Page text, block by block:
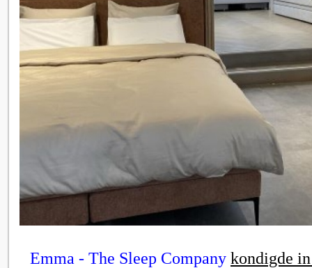
Emma - The Sleep Company kondigde